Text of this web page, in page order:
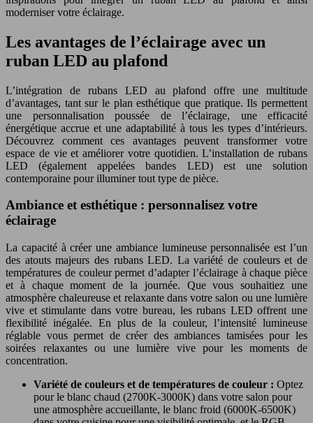
moderniser votre éclairage.
Les avantages de l’éclairage avec un
ruban LED au plafond
L’intégration de rubans LED au plafond offre une multitude
d’avantages, tant sur le plan esthétique que pratique. Ils permettent
une personnalisation poussée de l’éclairage, une efficacité
énergétique accrue et une adaptabilité à tous les types d’intérieurs.
Découvrez comment ces avantages peuvent transformer votre
espace de vie et améliorer votre quotidien. L’installation de rubans
LED (également appelées bandes LED) est une solution
contemporaine pour illuminer tout type de pièce.
Ambiance et esthétique : personnalisez votre
éclairage
La capacité à créer une ambiance lumineuse personnalisée est l’un
des atouts majeurs des rubans LED. La variété de couleurs et de
températures de couleur permet d’adapter l’éclairage à chaque pièce
et à chaque moment de la journée. Que vous souhaitiez une
atmosphère chaleureuse et relaxante dans votre salon ou une lumière
vive et stimulante dans votre bureau, les rubans LED offrent une
flexibilité inégalée. En plus de la couleur, l’intensité lumineuse
réglable vous permet de créer des ambiances tamisées pour les
soirées relaxantes ou une lumière vive pour les moments de
concentration.
Variété de couleurs et de températures de couleur : Optez
pour le blanc chaud (2700K-3000K) dans votre salon pour
une atmosphère accueillante, le blanc froid (6000K-6500K)